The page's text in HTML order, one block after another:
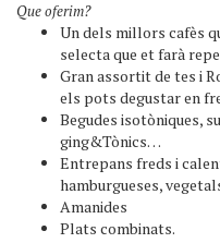
Que oferim?
Un dels millors cafès
selecta que et farà
Gran assortit de tes i
els pots degustar en
Begudes isotòniques,
ging&Tònics…
Entrepans freds i
hamburgueses,
Amanides
Plats combinats.